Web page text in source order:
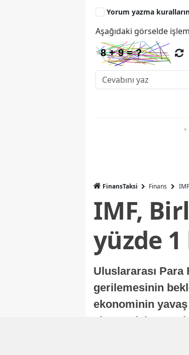
Yorum yazma
Aşağıdaki görselde
*
FinansTaksi Finans
IMF,
yüzde
Uluslararası Para
gerilemesinin
ekonominin
ekonomisi,